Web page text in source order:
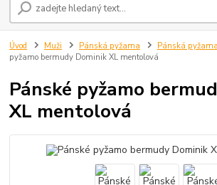
Úvod Muži Pánská pyžama Pánská
pyžamo bermudy Dominik XL mentolová
Pánské pyžamo
XL mentolová